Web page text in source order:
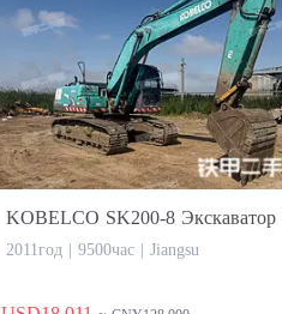
KOBELCO SK200-8 Экскаватор
2011год | 9500час | Jiangsu